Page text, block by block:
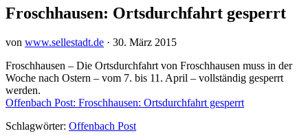
Froschhausen: Ortsdurchfahrt gesperrt
von www.sellestadt.de · 30. März 2015
Froschhausen – Die Ortsdurchfahrt von Froschhausen muss in der
Woche nach Ostern – vom 7. bis 11. April – vollständig gesperrt
werden.
Offenbach Post: Froschhausen: Ortsdurchfahrt gesperrt
Schlagwörter: Offenbach Post